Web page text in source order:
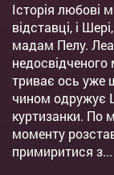
Історія любові
відставці, і
мадам Пелу. Леа
триває ось уже
чином одружує
куртизанки. По
моменту
примиритися з...